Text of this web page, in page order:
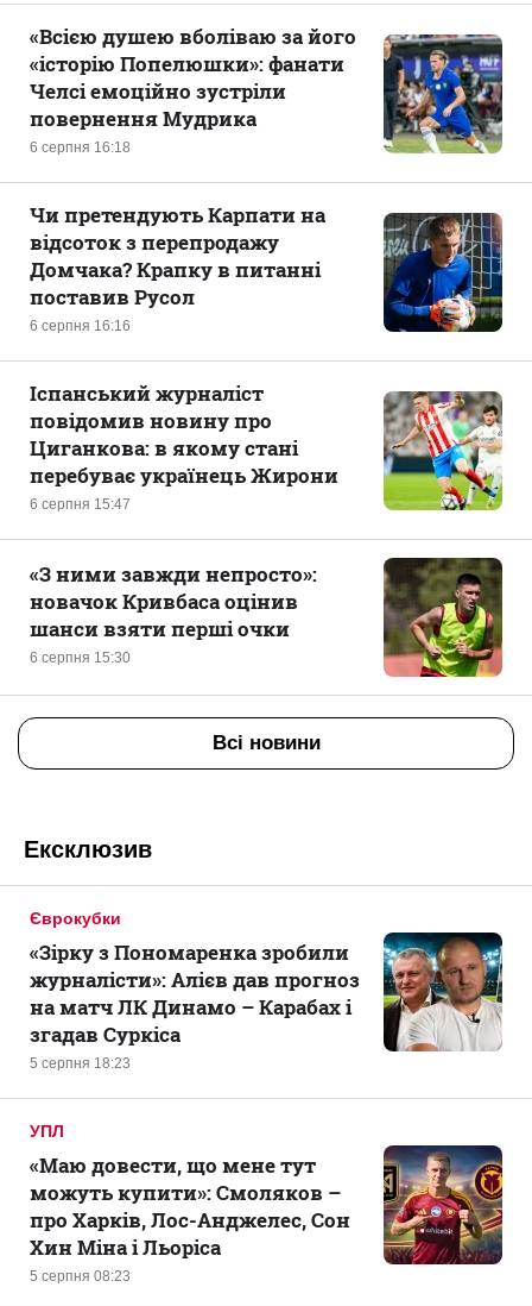
6 серпня 16:18
«Всією душею вболіваю за його
«історію Попелюшки»: фанати
Челсі емоційно зустріли
повернення Мудрика
6 серпня 16:16
Чи претендують Карпати на
відсоток з перепродажу
Домчака? Крапку в питанні
поставив Русол
6 серпня 15:47
Іспанський журналіст
повідомив новину про
Циганкова: в якому стані
перебуває українець Жирони
6 серпня 15:30
«З ними завжди непросто»:
новачок Кривбаса оцінив
шанси взяти перші очки
Всі новини
Ексклюзив
Єврокубки
5 серпня 18:23
«Зірку з Пономаренка зробили
журналісти»: Алієв дав прогноз
на матч ЛК Динамо – Карабах і
згадав Суркіса
УПЛ
5 серпня 08:23
«Маю довести, що мене тут
можуть купити»: Смоляков –
про Харків, Лос-Анджелес, Сон
Хин Міна і Льоріса